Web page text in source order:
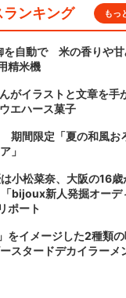
ランキング もっ
を自動で 米の香りや甘
精米機
がイラストと文章を手
エハース菓子
期間限定「夏の和風お
」
小松菜奈、大阪の16歳
bijoux新人発掘オーデ
ポート
をイメージした2種類
スタードデカイラーメ